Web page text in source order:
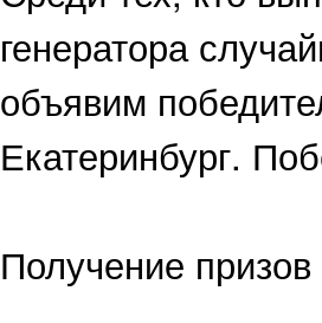
генератора
объявим
Екатеринбург.
Получение